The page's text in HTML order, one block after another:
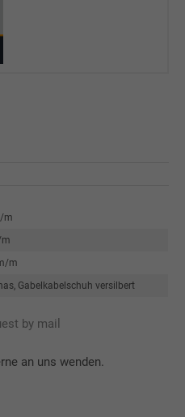
m
m
Gabelkabelschuh versilbert
by mail
an uns wenden.